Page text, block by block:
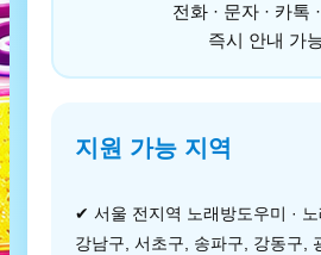
전화 · 문자 · 카톡
즉시 안내 가
지원 가능 지역
✔ 서울 전지역 노래방도우미 ·
강남구, 서초구, 송파구, 강동구,